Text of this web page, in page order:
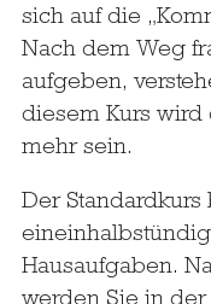
sich auf die
Nach dem Weg
aufgeben,
diesem Kurs wird
mehr sein.
Der
Hausaufgaben.
werden Sie in